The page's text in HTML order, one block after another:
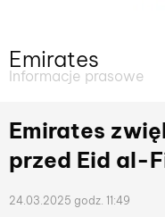
Emirates
Informacje prasowe
Emirates
przed Eid al-
24.03.2025 godz. 11:49